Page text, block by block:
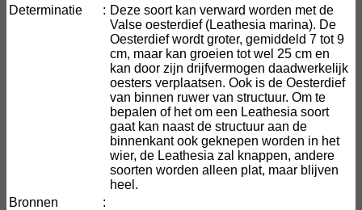
Determinatie : Deze soort kan verward worden met de
Valse oesterdief (Leathesia marina). De
Oesterdief wordt groter, gemiddeld 7 tot 9
cm, maar kan groeien tot wel 25 cm en
kan door zijn drijfvermogen daadwerkelijk
oesters verplaatsen. Ook is de Oesterdief
van binnen ruwer van structuur. Om te
bepalen of het om een Leathesia soort
gaat kan naast de structuur aan de
binnenkant ook geknepen worden in het
wier, de Leathesia zal knappen, andere
soorten worden alleen plat, maar blijven
heel.
Bronnen
: